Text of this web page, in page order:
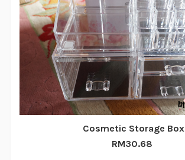
Cosmetic Storage Box
RM30.68